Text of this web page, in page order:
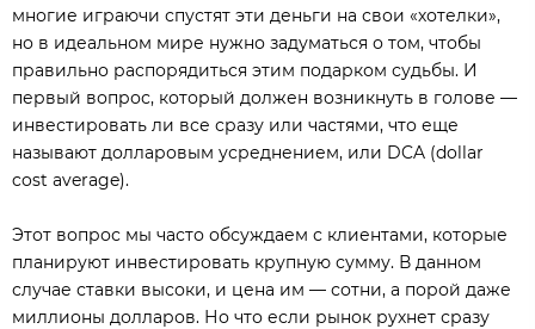
многие играючи спустят эти деньги на свои «хотелки»,
но в идеальном мире нужно задуматься о том, чтобы
правильно распорядиться этим подарком судьбы. И
первый вопрос, который должен возникнуть в голове —
инвестировать ли все сразу или частями, что еще
называют долларовым усреднением, или DCA (dollar
cost average).
Этот вопрос мы часто обсуждаем с клиентами, которые
планируют инвестировать крупную сумму. В данном
случае ставки высоки, и цена им — сотни, а порой даже
миллионы долларов. Но что если рынок рухнет сразу